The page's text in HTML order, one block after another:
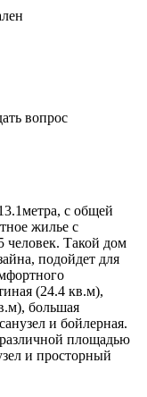
вопрос
с общей
жилье с
человек. Такой дом
подойдет для
(24.4 кв.м),
большая
и бойлерная.
площадью
и просторный